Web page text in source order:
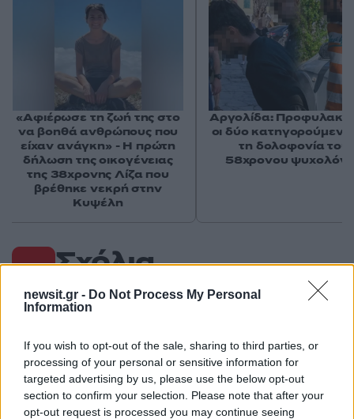
newsit.gr - Do Not Process My Personal
Information
If you wish to opt-out of the sale, sharing to third parties, or
processing of your personal or sensitive information for
targeted advertising by us, please use the below opt-out
section to confirm your selection. Please note that after your
opt-out request is processed you may continue seeing
Σχόλια
Σχολίασε εδώ
50 /50
«Αφιέρωσε τη ζωή της στο
να βοηθά ανθρώπους που
είχαν ανάγκη» - Η πρώτη
δήλωση της οικογένειας
της 38χρονης Λίζα που
βρέθηκε νεκρή στην
Κυψέλη
Αργολίδα:
οι δύο
τη δολοφονία του
58χρονου